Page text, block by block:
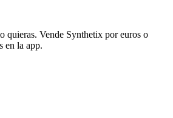
quieras. Vende Synthetix por euros o
en la app.